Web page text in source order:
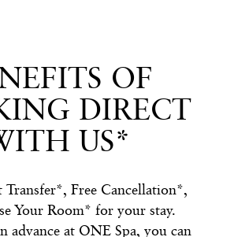
OF
DIRECT
US*
Free Cancellation*,
Your Room* for your stay.
advance at ONE Spa, you can